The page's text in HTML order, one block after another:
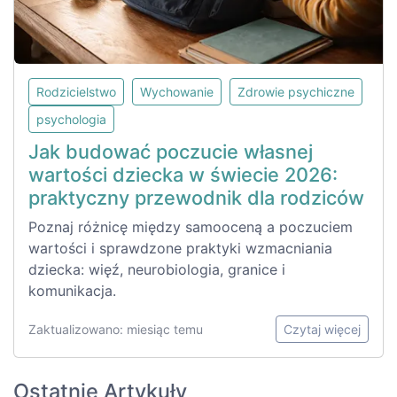
Rodzicielstwo Wychowanie
Zdrowie psychiczne
psychologia
Jak budować poczucie własnej
wartości dziecka w świecie 2026:
praktyczny przewodnik dla rodziców
Poznaj różnicę między samooceną a poczuciem
wartości i sprawdzone praktyki wzmacniania
dziecka: więź, neurobiologia, granice i
komunikacja.
Zaktualizowano: miesiąc temu Czytaj więcej
Ostatnie Artykuły